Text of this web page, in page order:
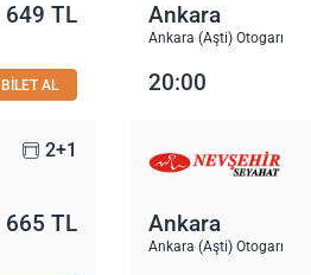
649 TL
BİLET AL
Ankara
Ankara (Aşti) Otogarı
20:00
2+1
665 TL Ankara
Ankara (Aşti) Otogarı